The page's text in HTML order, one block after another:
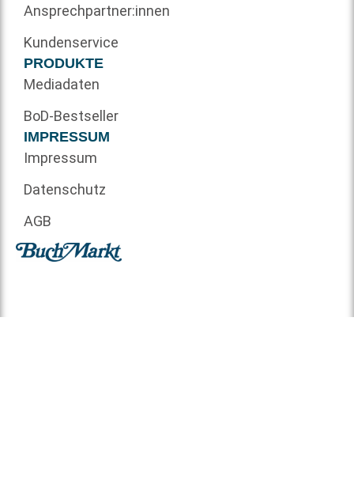
Ansprechpartner:innen
Kundenservice
PRODUKTE
Mediadaten
BoD-Bestseller
IMPRESSUM
Impressum
Datenschutz
AGB